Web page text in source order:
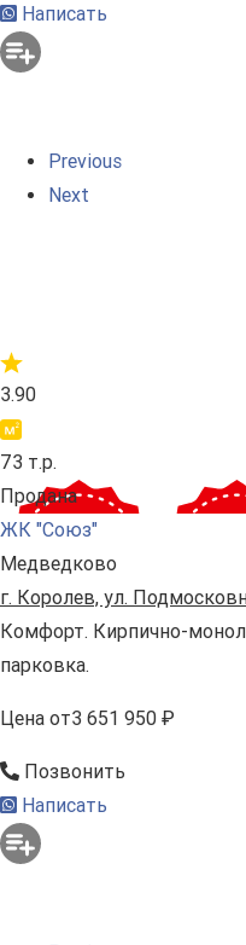
Написать
Previous
Next
3.90
73 т.р.
Продана
ЖК "Союз"
Медведково
г. Королев, ул.
Комфорт. Кирпично-
парковка.
Цена от3 651 950 ₽
Позвонить
Написать